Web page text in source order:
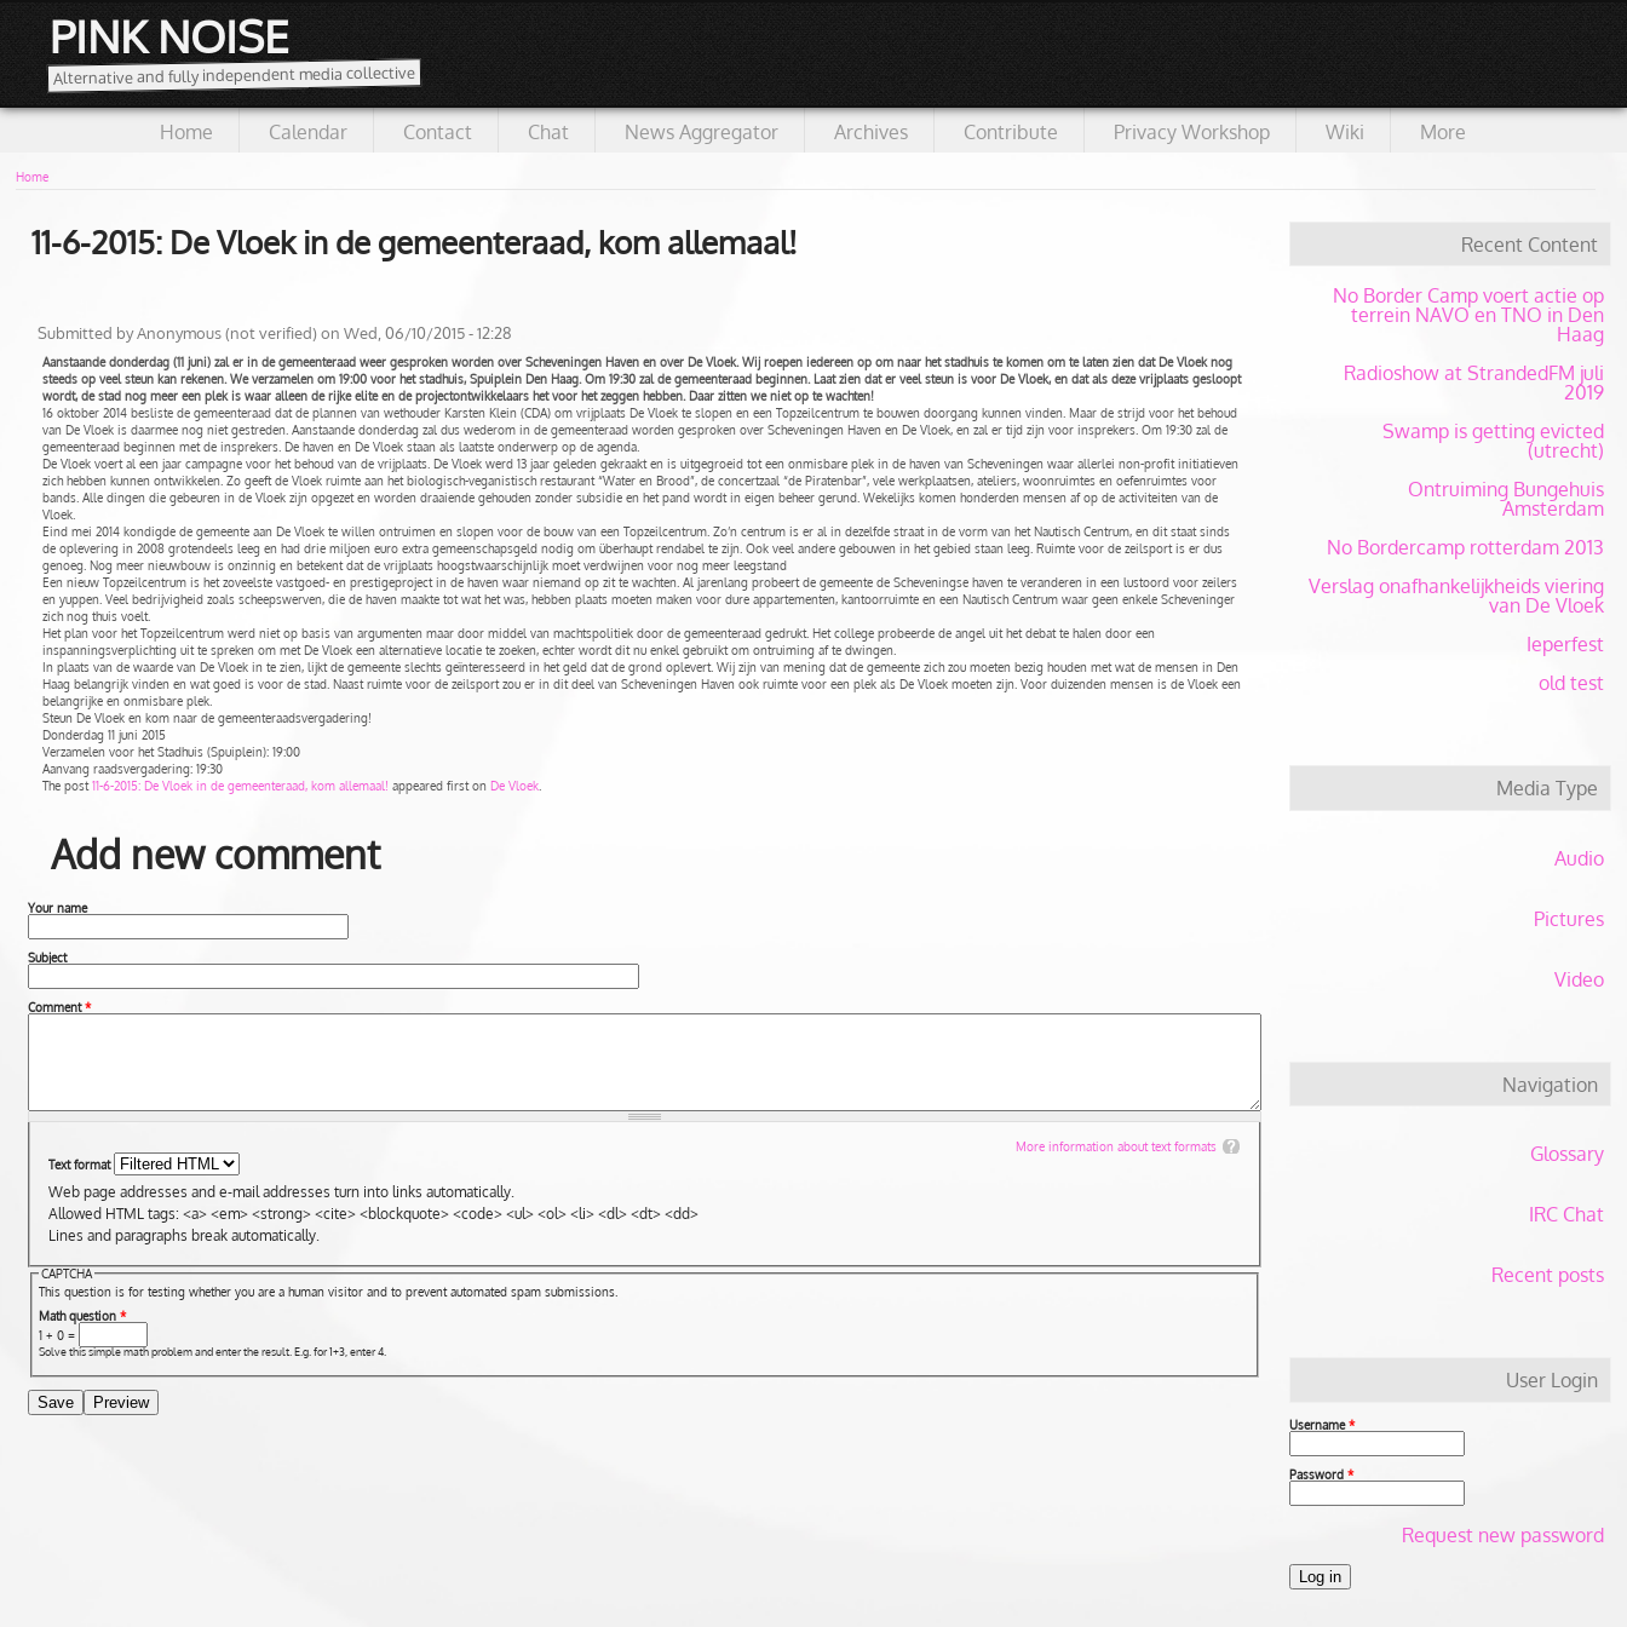
PINK NOISE
Alternative and fully independent media collective
Home Calendar Contact Chat News Aggregator Archives Contribute Privacy Workshop Wiki More
Home
11-6-2015: De Vloek in de gemeenteraad, kom allemaal!
Submitted byAnonymous (not verified)on Wed, 06/10/2015 - 12:28
Aanstaande donderdag (11 juni) zal er in de gemeenteraad weer gesproken worden over Scheveningen Haven en over De Vloek. Wij roepen iedereen op om naar het stadhuis te komen om te laten zien dat De Vloek nog
steeds op veel steun kan rekenen. We verzamelen om 19:00 voor het stadhuis, Spuiplein Den Haag. Om 19:30 zal de gemeenteraad beginnen. Laat zien dat er veel steun is voor De Vloek, en dat als deze vrijplaats gesloopt
wordt, de stad nog meer een plek is waar alleen de rijke elite en de projectontwikkelaars het voor het zeggen hebben. Daar zitten we niet op te wachten!
16 oktober 2014 besliste de gemeenteraad dat de plannen van wethouder Karsten Klein (CDA) om vrijplaats De Vloek te slopen en een Topzeilcentrum te bouwen doorgang kunnen vinden. Maar de strijd voor het behoud
van De Vloek is daarmee nog niet gestreden. Aanstaande donderdag zal dus wederom in de gemeenteraad worden gesproken over Scheveningen Haven en De Vloek, en zal er tijd zijn voor insprekers. Om 19:30 zal de
gemeenteraad beginnen met de insprekers. De haven en De Vloek staan als laatste onderwerp op de agenda.
De Vloek voert al een jaar campagne voor het behoud van de vrijplaats. De Vloek werd 13 jaar geleden gekraakt en is uitgegroeid tot een onmisbare plek in de haven van Scheveningen waar allerlei non-profit initiatieven
zich hebben kunnen ontwikkelen. Zo geeft de Vloek ruimte aan het biologisch-veganistisch restaurant “Water en Brood”, de concertzaal “de Piratenbar”, vele werkplaatsen, ateliers, woonruimtes en oefenruimtes voor
bands. Alle dingen die gebeuren in de Vloek zijn opgezet en worden draaiende gehouden zonder subsidie en het pand wordt in eigen beheer gerund. Wekelijks komen honderden mensen af op de activiteiten van de
Vloek.
Eind mei 2014 kondigde de gemeente aan De Vloek te willen ontruimen en slopen voor de bouw van een Topzeilcentrum. Zo’n centrum is er al in dezelfde straat in de vorm van het Nautisch Centrum, en dit staat sinds
de oplevering in 2008 grotendeels leeg en had drie miljoen euro extra gemeenschapsgeld nodig om überhaupt rendabel te zijn. Ook veel andere gebouwen in het gebied staan leeg. Ruimte voor de zeilsport is er dus
genoeg. Nog meer nieuwbouw is onzinnig en betekent dat de vrijplaats hoogstwaarschijnlijk moet verdwijnen voor nog meer leegstand
Een nieuw Topzeilcentrum is het zoveelste vastgoed- en prestigeproject in de haven waar niemand op zit te wachten. Al jarenlang probeert de gemeente de Scheveningse haven te veranderen in een lustoord voor zeilers
en yuppen. Veel bedrijvigheid zoals scheepswerven, die de haven maakte tot wat het was, hebben plaats moeten maken voor dure appartementen, kantoorruimte en een Nautisch Centrum waar geen enkele Scheveninger
zich nog thuis voelt.
Het plan voor het Topzeilcentrum werd niet op basis van argumenten maar door middel van machtspolitiek door de gemeenteraad gedrukt. Het college probeerde de angel uit het debat te halen door een
inspanningsverplichting uit te spreken om met De Vloek een alternatieve locatie te zoeken, echter wordt dit nu enkel gebruikt om ontruiming af te dwingen.
In plaats van de waarde van De Vloek in te zien, lijkt de gemeente slechts geïnteresseerd in het geld dat de grond oplevert. Wij zijn van mening dat de gemeente zich zou moeten bezig houden met wat de mensen in Den
Haag belangrijk vinden en wat goed is voor de stad. Naast ruimte voor de zeilsport zou er in dit deel van Scheveningen Haven ook ruimte voor een plek als De Vloek moeten zijn. Voor duizenden mensen is de Vloek een
belangrijke en onmisbare plek.
Steun De Vloek en kom naar de gemeenteraadsvergadering!
Donderdag 11 juni 2015
Verzamelen voor het Stadhuis (Spuiplein): 19:00
Aanvang raadsvergadering: 19:30
The post11-6-2015: De Vloek in de gemeenteraad, kom allemaal! appeared first on De Vloek
Add new comment
Your name
Subject
Comment*
More information about text formats
Text format
Web page addresses and e-mail addresses turn into links automatically.
Allowed HTML tags: <a> <em> <strong> <cite> <blockquote> <code> <ul> <ol> <li> <dl> <dt> <dd>
Lines and paragraphs break automatically.
CAPTCHA
This question is for testing whether you are a human visitor and to prevent automated spam submissions.
Math question *
1 + 0 =
Solve this simple math problem and enter the result. E.g. for 1+3, enter 4.
Recent Content
No Border Camp voert actie op
terrein NAVO en TNO in Den
Haag
Radioshow at StrandedFM juli
2019
Swamp is getting evicted
(utrecht)
Ontruiming Bungehuis
Amsterdam
No Bordercamp rotterdam 2013
Verslag onafhankelijkheids viering
van De Vloek
Ieperfest
old test
Media Type
Audio
Pictures
Video
Navigation
Glossary
IRC Chat
Recent posts
User Login
Username*
Password *
Request new password